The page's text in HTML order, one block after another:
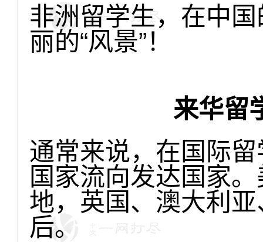
非洲留学生，在中
丽的“风景”！
来华留
通常来说，在国际
国家流向发达国家
地，英国、澳大利
后。